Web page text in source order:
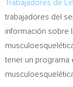
Trabajadores de
trabajadores del
información sobre
tener un programa